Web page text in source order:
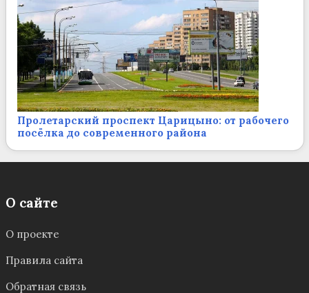
Пролетарский проспект Царицыно: от рабочего
посёлка до современного района
О сайте
О проекте
Правила сайта
Обратная связь